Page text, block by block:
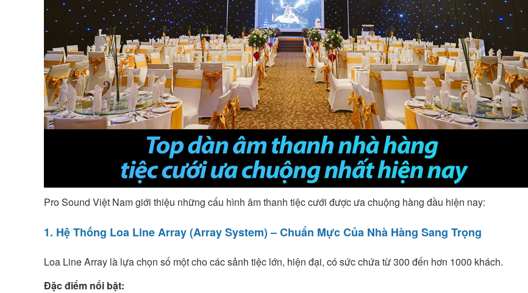
Pro Sound Việt Nam giới thiệu những cấu hình âm thanh tiệc cưới được ưa chuộng hàng đầu hiện nay:
1. Hệ Thống Loa Line Array (Array System) – Chuẩn Mực Của Nhà Hàng Sang Trọng
Loa Line Array là lựa chọn số một cho các sảnh tiệc lớn, hiện đại, có sức chứa từ 300 đến hơn 1000 khách.
Đặc điểm nổi bật: